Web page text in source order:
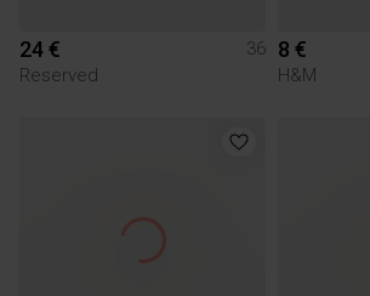
24 €
36
Reserved
8 €
H&M